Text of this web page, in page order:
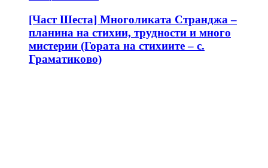
[Част Шеста] Многоликата Странджа –
планина на стихии, трудности и много
мистерии (Гората на стихиите – с.
Граматиково)